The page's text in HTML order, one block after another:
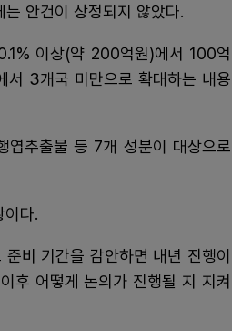
안건이 상정되지 않았다.
이상(약 200억원)에서 100억
3개국 미만으로 확대하는 내용
엽추출물 등 7개 성분이 대상으로
이다.
비 기간을 감안하면 내년 진행이
후 어떻게 논의가 진행될 지 지켜